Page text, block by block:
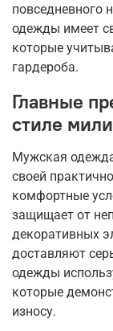
повседневного
одежды имеет
которые
гардероба.
Главные
стиле
Мужская
своей
комфортные
защищает от
декоративных
доставляют
одежды
которые
износу.